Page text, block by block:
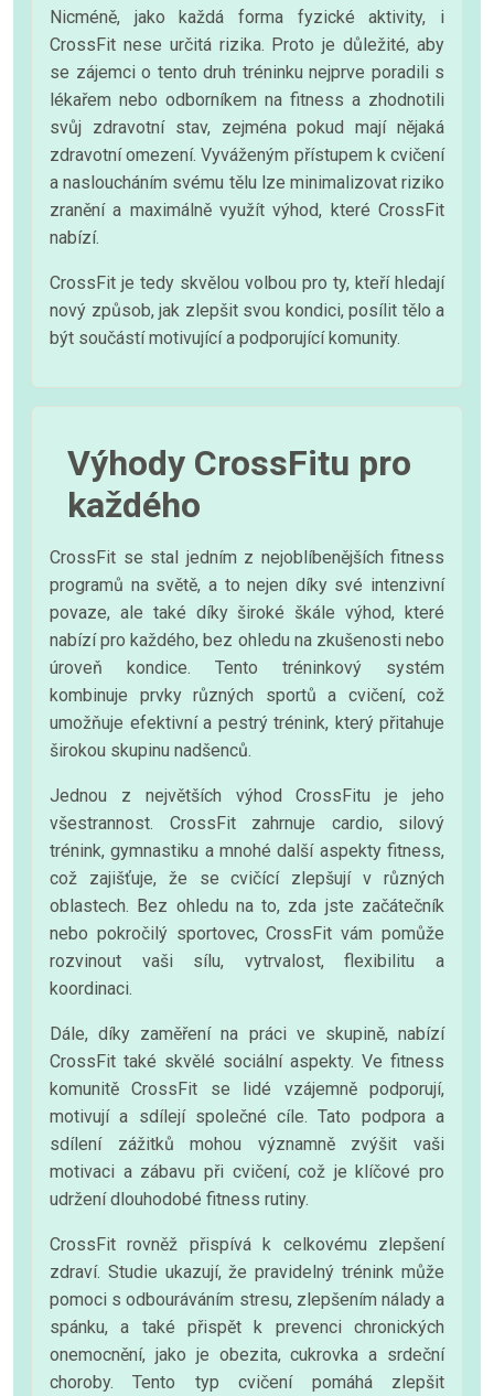
Nicméně, jako každá forma fyzické aktivity, i
CrossFit nese určitá rizika. Proto je důležité, aby
se zájemci o tento druh tréninku nejprve poradili s
lékařem nebo odborníkem na fitness a zhodnotili
svůj zdravotní stav, zejména pokud mají nějaká
zdravotní omezení. Vyváženým přístupem k cvičení
a nasloucháním svému tělu lze minimalizovat riziko
zranění a maximálně využít výhod, které CrossFit
nabízí.
CrossFit je tedy skvělou volbou pro ty, kteří hledají
nový způsob, jak zlepšit svou kondici, posílit tělo a
být součástí motivující a podporující komunity.
Výhody CrossFitu pro
každého
CrossFit se stal jedním z nejoblíbenějších fitness
programů na světě, a to nejen díky své intenzivní
povaze, ale také díky široké škále výhod, které
nabízí pro každého, bez ohledu na zkušenosti nebo
úroveň kondice. Tento tréninkový systém
kombinuje prvky různých sportů a cvičení, což
umožňuje efektivní a pestrý trénink, který přitahuje
širokou skupinu nadšenců.
Jednou z největších výhod CrossFitu je jeho
všestrannost. CrossFit zahrnuje cardio, silový
trénink, gymnastiku a mnohé další aspekty fitness,
což zajišťuje, že se cvičící zlepšují v různých
oblastech. Bez ohledu na to, zda jste začátečník
nebo pokročilý sportovec, CrossFit vám pomůže
rozvinout vaši sílu, vytrvalost, flexibilitu a
koordinaci.
Dále, díky zaměření na práci ve skupině, nabízí
CrossFit také skvělé sociální aspekty. Ve fitness
komunitě CrossFit se lidé vzájemně podporují,
motivují a sdílejí společné cíle. Tato podpora a
sdílení zážitků mohou významně zvýšit vaši
motivaci a zábavu při cvičení, což je klíčové pro
udržení dlouhodobé fitness rutiny.
CrossFit rovněž přispívá k celkovému zlepšení
zdraví. Studie ukazují, že pravidelný trénink může
pomoci s odbouráváním stresu, zlepšením nálady a
spánku, a také přispět k prevenci chronických
onemocnění, jako je obezita, cukrovka a srdeční
choroby. Tento typ cvičení pomáhá zlepšit